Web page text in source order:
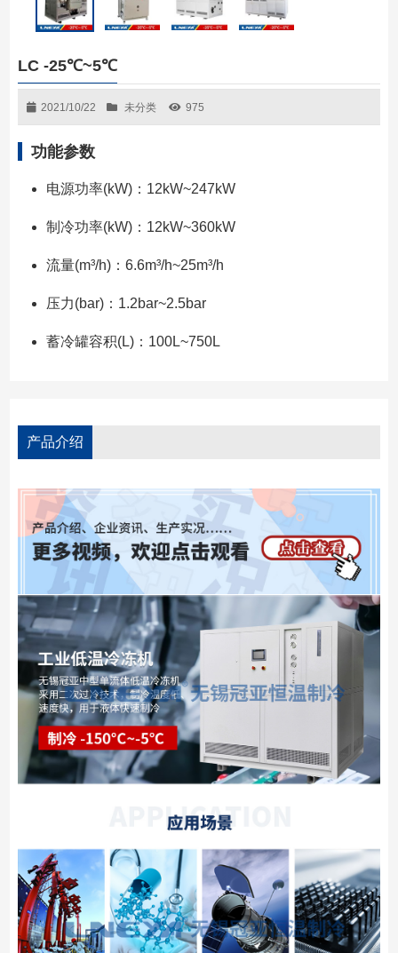
LC -25℃~5℃
2021/10/22 未分类 975
功能参数
电源功率(kW)：12kW~247kW
制冷功率(kW)：12kW~360kW
流量(m³/h)：6.6m³/h~25m³/h
压力(bar)：1.2bar~2.5bar
蓄冷罐容积(L)：100L~750L
产品介绍